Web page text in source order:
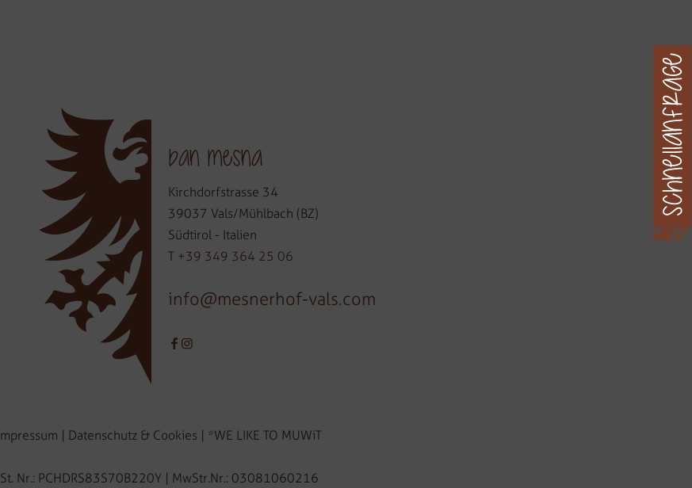
ban mesna
Kirchdorfstrasse 34
39037 Vals/Mühlbach (BZ)
Südtirol - Italien
T +39 349 364 25 06
info@mesnerhof-vals.com
Impressum Datenschutz & Cookies *WE LIKE TO MUWiT
St. Nr.: PCHDRS83S70B220Y | MwStr.Nr.: 03081060216